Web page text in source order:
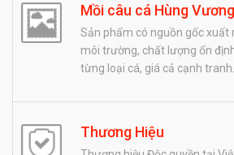
Mồi câu cá Hùng Vương
Sản phẩm có nguồn gốc xuất
môi trường, chất lượng ổn
từng loại cá, giá cả cạnh tranh.
Thương Hiệu